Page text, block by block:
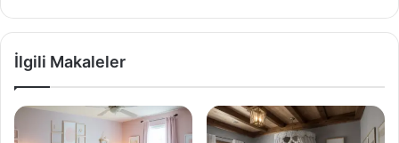
İlgili Makaleler